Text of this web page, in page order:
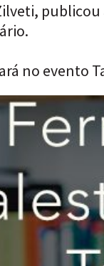
no evento